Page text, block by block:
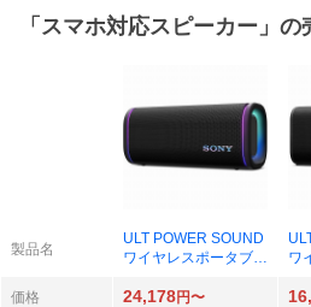
「 スマホ対応スピーカー 」
製品名
ULT POWER SOUND
ワイヤレスポータブル
D 5 SRS-ULT50 BZ ブ
ワ
D
価格
24,178円〜